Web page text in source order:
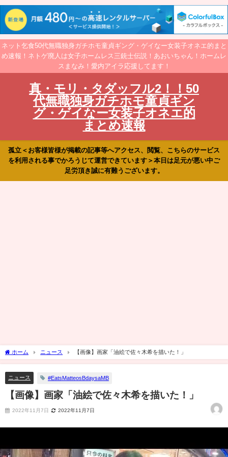
ネット乞食50代無職独身ガチホモ童貞ギング・ゲイなー女装子オネエ的まと
め速報！ネトゲ廃人は女子ホームレス三銃士伝説！あおいちゃん！ホームレ
スまなみ！愛内アイラ応援してます！
真・モリ・タダッフル2！！50
代無職独身ガチホモ童貞ギン
グ・ゲイなー女装子オネエ的
まとめ速報
孤立＜お客様皆様が掲載の記事等へアクセス、閲覧、こちらのサービス
を利用される事でかろうじて運営できています＞本日は足元が悪い中ご
足労頂き誠に有難うございます。
ホーム ニュース 【画像】画家「油絵で佐々木希を描いた！」
ニュース #EatsMatteosBdaysaMB
【画像】画家「油絵で佐々木希を描いた！」
2022年11月7日 2022年11月7日